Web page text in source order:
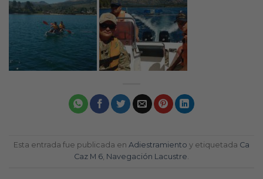
Esta entrada fue publicada en Adiestramiento y etiquetada Ca
Caz M 6, Navegación Lacustre.